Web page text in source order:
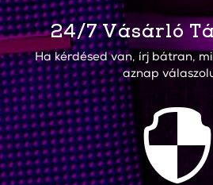
24/7 Vásárló
Ha kérdésed van, írj bátran,
aznap
